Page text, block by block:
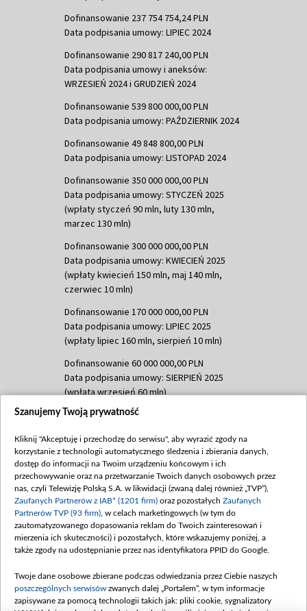
Dofinansowanie 237 754 754,24 PLN
Data podpisania umowy: LIPIEC 2024
Dofinansowanie 290 817 240,00 PLN
Data podpisania umowy i aneksów:
WRZESIEŃ 2024 i GRUDZIEŃ 2024
Dofinansowanie 539 800 000,00 PLN
Data podpisania umowy: PAŹDZIERNIK 2024
Dofinansowanie 49 848 800,00 PLN
Data podpisania umowy: LISTOPAD 2024
Dofinansowanie 350 000 000,00 PLN
Data podpisania umowy: STYCZEŃ 2025
(wpłaty styczeń 90 mln, luty 130 mln,
marzec 130 mln)
Dofinansowanie 300 000 000,00 PLN
Data podpisania umowy: KWIECIEŃ 2025
(wpłaty kwiecień 150 mln, maj 140 mln,
czerwiec 10 mln)
Dofinansowanie 170 000 000,00 PLN
Data podpisania umowy: LIPIEC 2025
(wpłaty lipiec 160 mln, sierpień 10 mln)
Dofinansowanie 60 000 000,00 PLN
Data podpisania umowy: SIERPIEŃ 2025
(wpłata wrzesień 60 mln)
Dofinansowanie 635 783 051,21 PLN
(wpłata wrzesień 100 mln, październik 350
mln, listopad 265 mln)
Dofinansowanie 48 862 000,00 PLN
Data podpisania umowy: GRUDZIEŃ 2025
(wpłata grudzień 60,548 mln)
Dofinansowanie 900 000 000,00 PLN
Data podpisania umowy: LUTY 2026 (wpłata
kwiecień 180 mln, 7 maja 180 mln, 8
czerwca 90 mln)
Szanujemy Twoją prywatność
Kliknij "Akceptuję i przechodzę do serwisu", aby wyrazić zgody na
korzystanie z technologii automatycznego śledzenia i zbierania danych,
dostęp do informacji na Twoim urządzeniu końcowym i ich
przechowywanie oraz na przetwarzanie Twoich danych osobowych przez
nas, czyli Telewizję Polską S.A. w likwidacji (zwaną dalej również „TVP”),
Zaufanych Partnerów z IAB* (1201 firm) oraz pozostałych Zaufanych
Partnerów TVP (93 firm) , w celach marketingowych (w tym do
zautomatyzowanego dopasowania reklam do Twoich zainteresowań i
mierzenia ich skuteczności) i pozostałych, które wskazujemy poniżej, a
także zgody na udostępnianie przez nas identyfikatora PPID do Google.
Twoje dane osobowe zbierane podczas odwiedzania przez Ciebie naszych
poszczególnych serwisów zwanych dalej „Portalem”, w tym informacje
zapisywane za pomocą technologii takich jak: pliki cookie, sygnalizatory